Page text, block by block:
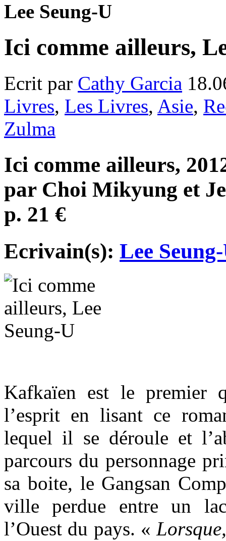
Lee Seung-U
Ici comme ailleurs,
Ecrit par Cathy Garcia
Livres, Les Livres, Asie,
Zulma
Ici comme ailleurs,
par Choi Mikyung et
p. 21 €
Ecrivain(s): Lee
Kafkaïen est le premier
l’esprit en lisant ce
lequel il se déroule et
parcours du personnage
sa boite, le Gangsan
ville perdue entre un
l’Ouest du pays. «